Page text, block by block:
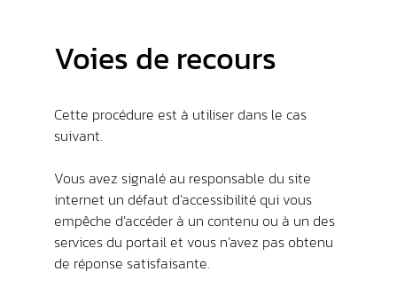
Voies de recours
Cette procédure est à utiliser dans le cas
suivant.
Vous avez signalé au responsable du site
internet un défaut d’accessibilité qui vous
empêche d’accéder à un contenu ou à un des
services du portail et vous n’avez pas obtenu
de réponse satisfaisante.